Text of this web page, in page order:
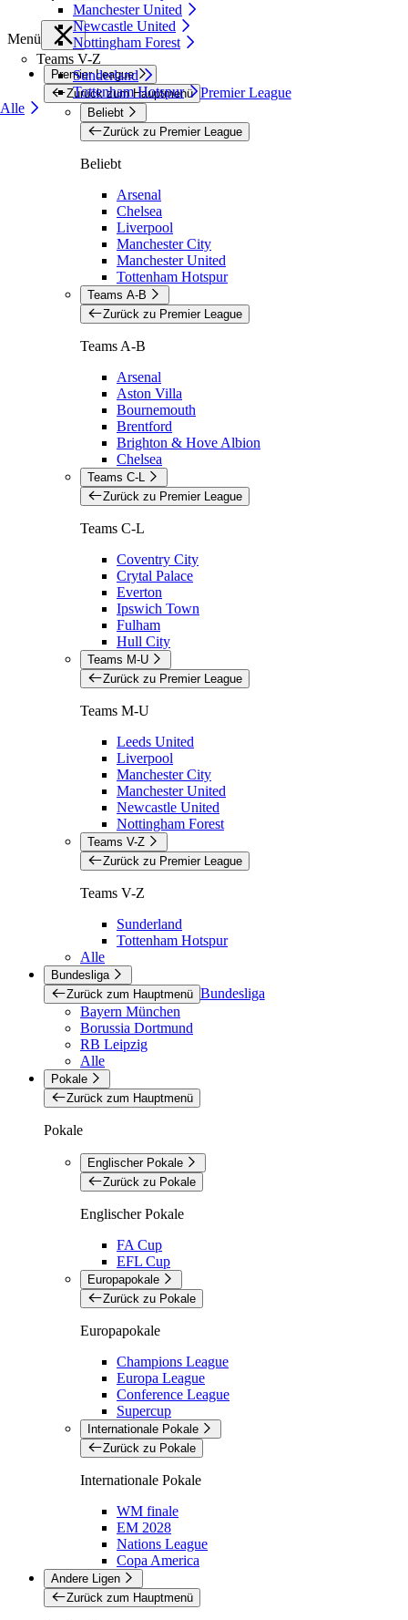
Manchester United
Newcastle United
Nottingham Forest
Teams V-Z
Sunderland
Tottenham Hotspur
Alle
Menü
Premier League
Zurück zum Hauptmenü Premier League
Beliebt
Zurück zu Premier League
Beliebt
Arsenal
Chelsea
Liverpool
Manchester City
Manchester United
Tottenham Hotspur
Teams A-B
Zurück zu Premier League
Teams A-B
Arsenal
Aston Villa
Bournemouth
Brentford
Brighton & Hove Albion
Chelsea
Teams C-L
Zurück zu Premier League
Teams C-L
Coventry City
Crytal Palace
Everton
Ipswich Town
Fulham
Hull City
Teams M-U
Zurück zu Premier League
Teams M-U
Leeds United
Liverpool
Manchester City
Manchester United
Newcastle United
Nottingham Forest
Teams V-Z
Zurück zu Premier League
Teams V-Z
Sunderland
Tottenham Hotspur
Alle
Bundesliga
Zurück zum Hauptmenü Bundesliga
Bayern München
Borussia Dortmund
RB Leipzig
Alle
Pokale
Zurück zum Hauptmenü
Pokale
Englischer Pokale
Zurück zu Pokale
Englischer Pokale
FA Cup
EFL Cup
Europapokale
Zurück zu Pokale
Europapokale
Champions League
Europa League
Conference League
Supercup
Internationale Pokale
Zurück zu Pokale
Internationale Pokale
WM finale
EM 2028
Nations League
Copa America
Andere Ligen
Zurück zum Hauptmenü